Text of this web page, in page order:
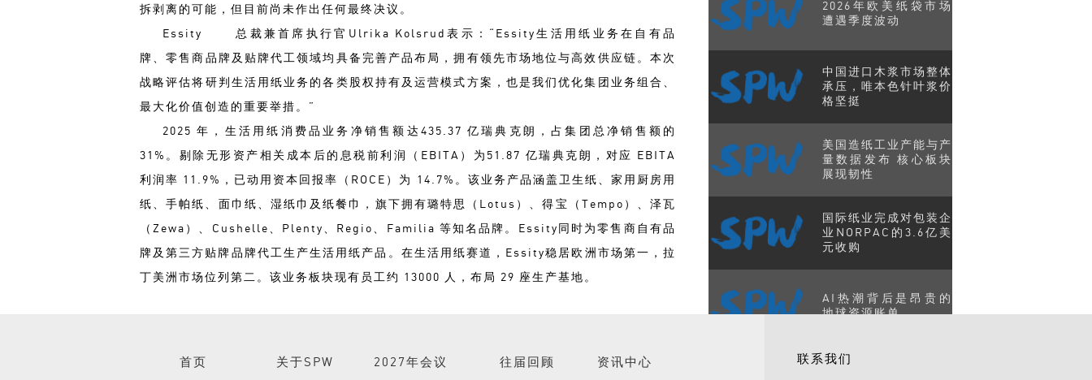
拆剥离的可能，但目前尚未作出任何最终决议。
Essity 总裁兼首席执行官Ulrika Kolsrud表示：“Essity生活用纸业务在自有品
牌、零售商品牌及贴牌代工领域均具备完善产品布局，拥有领先市场地位与高效供应链。本次
战略评估将研判生活用纸业务的各类股权持有及运营模式方案，也是我们优化集团业务组合、
最大化价值创造的重要举措。”
2025 年，生活用纸消费品业务净销售额达435.37 亿瑞典克朗，占集团总净销售额的
31%。剔除无形资产相关成本后的息税前利润（EBITA）为51.87 亿瑞典克朗，对应 EBITA
利润率 11.9%，已动用资本回报率（ROCE）为 14.7%。该业务产品涵盖卫生纸、家用厨房用
纸、手帕纸、面巾纸、湿纸巾及纸餐巾，旗下拥有璐特思（Lotus）、得宝（Tempo）、泽瓦
（Zewa）、Cushelle、Plenty、Regio、Familia 等知名品牌。Essity同时为零售商自有品
牌及第三方贴牌品牌代工生产生活用纸产品。在生活用纸赛道，Essity稳居欧洲市场第一，拉
丁美洲市场位列第二。该业务板块现有员工约 13000 人，布局 29 座生产基地。
2026年欧美纸袋市场
遭遇季度波动
中国进口木浆市场整体
承压，唯本色针叶浆价
格坚挺
美国造纸工业产能与产
量数据发布 核心板块
展现韧性
国际纸业完成对包装企
业NORPAC的3.6亿美
元收购
AI热潮背后是昂贵的
地球资源账单
首页 关于SPW 2027年会议 往届回顾 资讯中心 联系我们